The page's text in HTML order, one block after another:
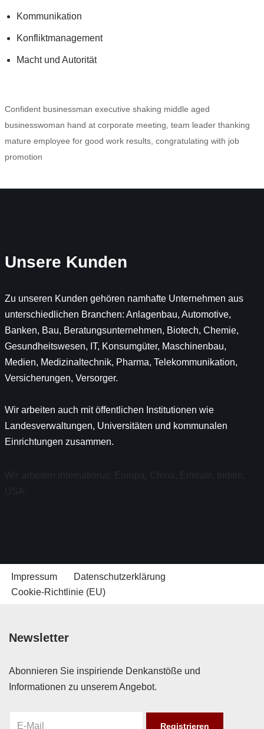
Kommunikation
Konfliktmanagement
Macht und Autorität
Confident businessman executive shaking middle aged
businesswoman hand at corporate meeting, team leader thanking
mature employee for good work results, congratulating with job
promotion
Unsere Kunden
Zu unseren Kunden gehören namhafte Unternehmen aus
unterschiedlichen Branchen: Anlagenbau, Automotive,
Banken, Bau, Beratungsunternehmen, Biotech, Chemie,
Gesundheitswesen, IT, Konsumgüter, Maschinenbau,
Medien, Medizinaltechnik, Pharma, Telekommunikation,
Versicherungen, Versorger.
Wir arbeiten auch mit öffentlichen Institutionen wie
Landesverwaltungen, Universitäten und kommunalen
Einrichtungen zusammen.
Wir arbeiten international: Europa, China, Emirate, Indien,
USA.
Impressum
Datenschutzerklärung
Cookie-Richtlinie (EU)
Newsletter
Abonnieren Sie inspiriende Denkanstöße und
Informationen zu unserem Angebot.